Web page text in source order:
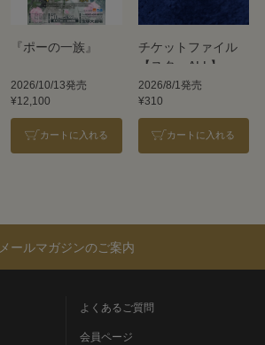
『ポーの一族』
2026/10/13発売
¥12,100
カートに入れる
チケットファイル
【スターALL】
2026/8/1発売
¥310
カートに入れる
メールマガジンのご案内
よくあるご質問
会員ページ